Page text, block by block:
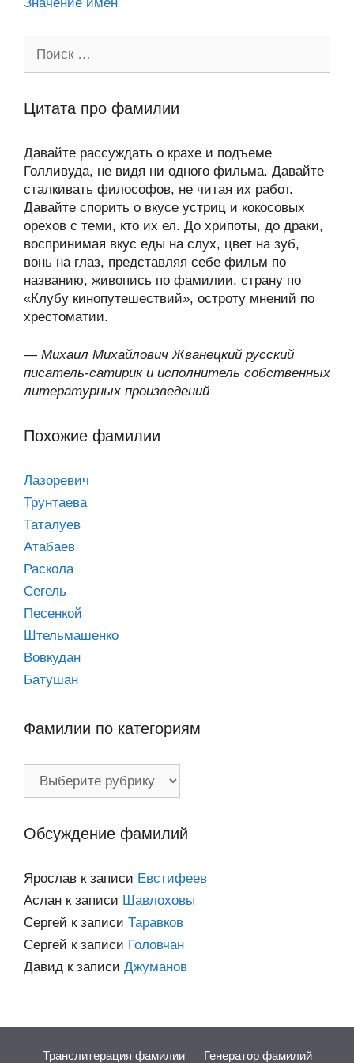
Цитата про фамилии
Давайте рассуждать о крахе и подъеме
Голливуда, не видя ни одного фильма. Давайте
сталкивать философов, не читая их работ.
Давайте спорить о вкусе устриц и кокосовых
орехов с теми, кто их ел. До хрипоты, до драки,
воспринимая вкус еды на слух, цвет на зуб,
вонь на глаз, представляя себе фильм по
названию, живопись по фамилии, страну по
«Клубу кинопутешествий», остроту мнений по
хрестоматии.
— Михаил Михайлович Жванецкий русский
писатель-сатирик и исполнитель собственных
литературных произведений
Похожие фамилии
Лазоревич
Трунтаева
Таталуев
Атабаев
Раскола
Сегель
Песенкой
Штельмашенко
Вовкудан
Батушан
Фамилии по категориям
Фамилии
Обсуждение фамилий
Ярослав к записи Евстифеев
Аслан к записи Шавлоховы
Сергей к записи Таравков
Сергей к записи Головчан
Давид к записи Джуманов
Транслитерация фамилии Генератор фамилий